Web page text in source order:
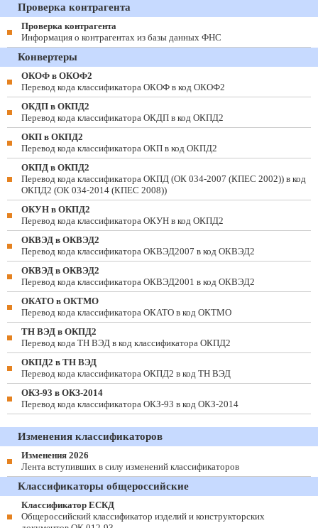
Проверка контрагента
Проверка контрагента
Информация о контрагентах из базы данных ФНС
Конвертеры
ОКОФ в ОКОФ2
Перевод кода классификатора ОКОФ в код ОКОФ2
ОКДП в ОКПД2
Перевод кода классификатора ОКДП в код ОКПД2
ОКП в ОКПД2
Перевод кода классификатора ОКП в код ОКПД2
ОКПД в ОКПД2
Перевод кода классификатора ОКПД (ОК 034-2007 (КПЕС 2002)) в код
ОКПД2 (ОК 034-2014 (КПЕС 2008))
ОКУН в ОКПД2
Перевод кода классификатора ОКУН в код ОКПД2
ОКВЭД в ОКВЭД2
Перевод кода классификатора ОКВЭД2007 в код ОКВЭД2
ОКВЭД в ОКВЭД2
Перевод кода классификатора ОКВЭД2001 в код ОКВЭД2
ОКАТО в ОКТМО
Перевод кода классификатора ОКАТО в код ОКТМО
ТН ВЭД в ОКПД2
Перевод кода ТН ВЭД в код классификатора ОКПД2
ОКПД2 в ТН ВЭД
Перевод кода классификатора ОКПД2 в код ТН ВЭД
ОКЗ-93 в ОКЗ-2014
Перевод кода классификатора ОКЗ-93 в код ОКЗ-2014
Изменения классификаторов
Изменения 2026
Лента вступивших в силу изменений классификаторов
Классификаторы общероссийские
Классификатор ЕСКД
Общероссийский классификатор изделий и конструкторских